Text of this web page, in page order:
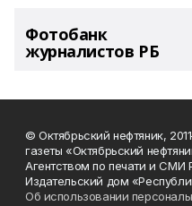
Фотобанк
журналистов РБ
© Октябрьский нефтяник,
газеты «Октябрьский
Агентством по печати и СМИ
Издательский дом
Об использовании